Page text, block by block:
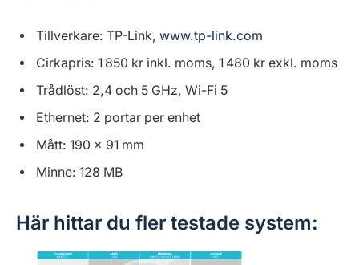
Tillverkare: TP-Link, www.tp-link.com
Cirkapris: 1 850 kr inkl. moms, 1 480 kr exkl. moms
Trådlöst: 2,4 och 5 GHz, Wi-Fi 5
Ethernet: 2 portar per enhet
Mått: 190 x 91 mm
Minne: 128 MB
Här hittar du fler testade system: